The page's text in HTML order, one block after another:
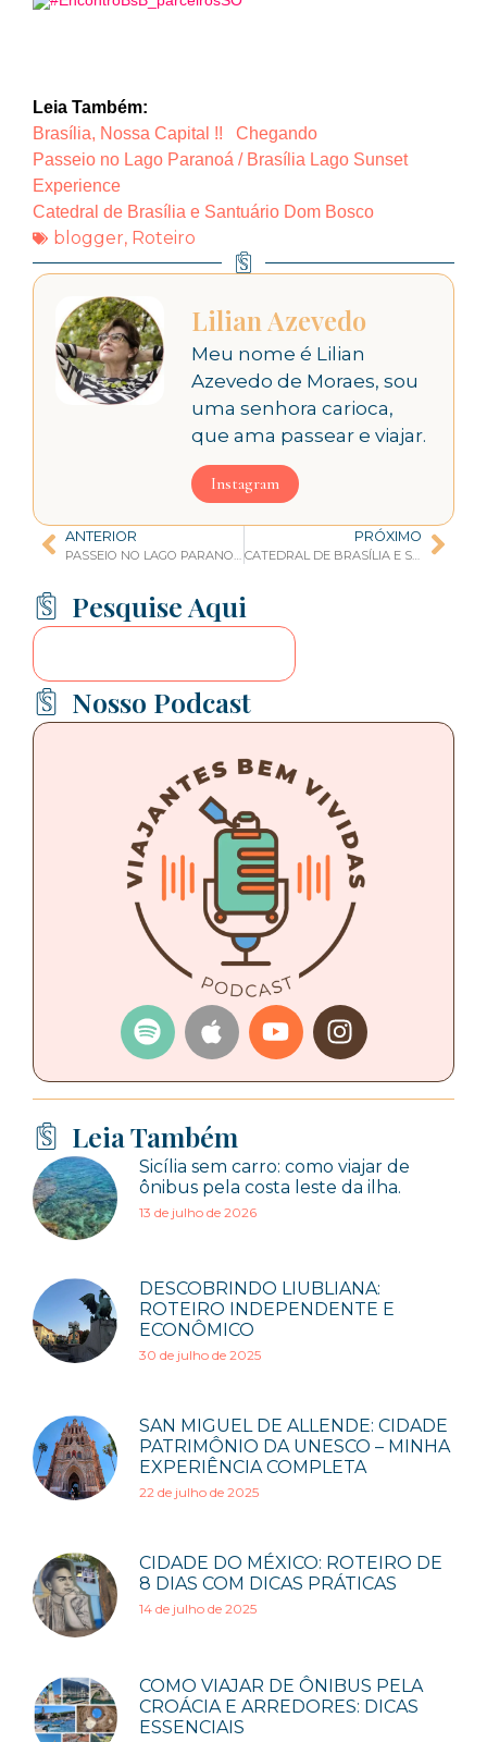
Leia Também:
Brasília, Nossa Capital !! Chegando
Passeio no Lago Paranoá / Brasília Lago Sunset
Experience
Catedral de Brasília e Santuário Dom Bosco
blogger, Roteiro
Lilian Azevedo
Meu nome é Lilian
Azevedo de Moraes, sou
uma senhora carioca,
que ama passear e viajar.
Instagram
ANTERIOR
PASSEIO NO LAGO PARANOÁ, BRASÍLIA LAGO SUNSET EXPERIENCE
PRÓXIMO
CATEDRAL DE BRASÍLIA E SANTUÁRIO DOM BOSCO
Pesquise Aqui
Nosso Podcast
Leia Também
Sicília sem carro: como viajar de
ônibus pela costa leste da ilha.
13 de julho de 2026
DESCOBRINDO LIUBLIANA:
ROTEIRO INDEPENDENTE E
ECONÔMICO
30 de julho de 2025
SAN MIGUEL DE ALLENDE: CIDADE
PATRIMÔNIO DA UNESCO – MINHA
EXPERIÊNCIA COMPLETA
22 de julho de 2025
CIDADE DO MÉXICO: ROTEIRO DE
8 DIAS COM DICAS PRÁTICAS
14 de julho de 2025
COMO VIAJAR DE ÔNIBUS PELA
CROÁCIA E ARREDORES: DICAS
ESSENCIAIS